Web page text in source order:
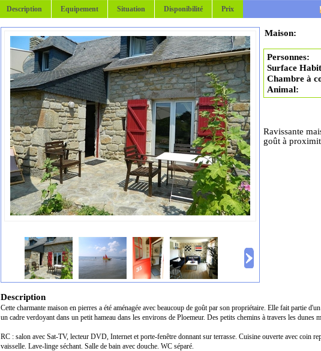
Description Equipement Situation Disponibilité Prix
Maison:
Personnes:
Surface
Chambre à
Animal:
Ravissante
goût à
Description
Cette charmante maison en pierres a été aménagée avec beaucoup de goût par son propriétaire. Elle fait partie
un cadre verdoyant dans un petit hameau dans les environs de Ploemeur. Des petits chemins à travers les dunes
RC : salon avec Sat-TV, lecteur DVD, Internet et porte-fenêtre donnant sur terrasse. Cuisine ouverte avec coin
vaisselle. Lave-linge séchant. Salle de bain avec douche. WC séparé.